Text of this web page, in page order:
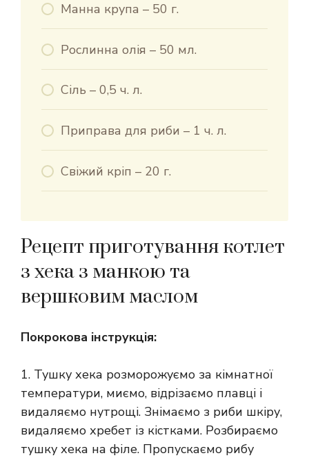
Манна крупа – 50 г.
Рослинна олія – 50 мл.
Сіль – 0,5 ч. л.
Приправа для риби – 1 ч. л.
Свіжий кріп – 20 г.
Рецепт приготування котлет
з хека з манкою та
вершковим маслом
Покрокова інструкція:
1. Тушку хека розморожуємо за кімнатної
температури, миємо, відрізаємо плавці і
видаляємо нутрощі. Знімаємо з риби шкіру,
видаляємо хребет із кістками. Розбираємо
тушку хека на філе. Пропускаємо рибу